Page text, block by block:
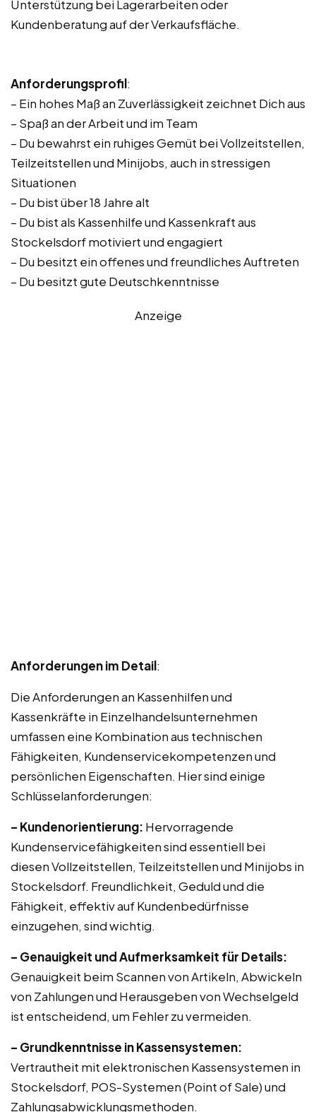
Unterstützung bei Lagerarbeiten oder
Kundenberatung auf der Verkaufsfläche.
Anforderungsprofil:
– Ein hohes Maß an Zuverlässigkeit zeichnet Dich aus
– Spaß an der Arbeit und im Team
– Du bewahrst ein ruhiges Gemüt bei Vollzeitstellen,
Teilzeitstellen und Minijobs, auch in stressigen
Situationen
– Du bist über 18 Jahre alt
– Du bist als Kassenhilfe und Kassenkraft aus
Stockelsdorf motiviert und engagiert
– Du besitzt ein offenes und freundliches Auftreten
– Du besitzt gute Deutschkenntnisse
Anzeige
Anforderungen im Detail:
Die Anforderungen an Kassenhilfen und
Kassenkräfte in Einzelhandelsunternehmen
umfassen eine Kombination aus technischen
Fähigkeiten, Kundenservicekompetenzen und
persönlichen Eigenschaften. Hier sind einige
Schlüsselanforderungen:
– Kundenorientierung: Hervorragende
Kundenservicefähigkeiten sind essentiell bei
diesen Vollzeitstellen, Teilzeitstellen und Minijobs in
Stockelsdorf. Freundlichkeit, Geduld und die
Fähigkeit, effektiv auf Kundenbedürfnisse
einzugehen, sind wichtig.
– Genauigkeit und Aufmerksamkeit für Details:
Genauigkeit beim Scannen von Artikeln, Abwickeln
von Zahlungen und Herausgeben von Wechselgeld
ist entscheidend, um Fehler zu vermeiden.
– Grundkenntnisse in Kassensystemen:
Vertrautheit mit elektronischen Kassensystemen in
Stockelsdorf, POS-Systemen (Point of Sale) und
Zahlungsabwicklungsmethoden.